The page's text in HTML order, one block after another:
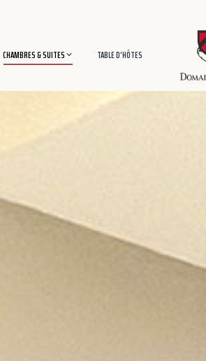
CHAMBRES & SUITES TABLE D’HÔTES